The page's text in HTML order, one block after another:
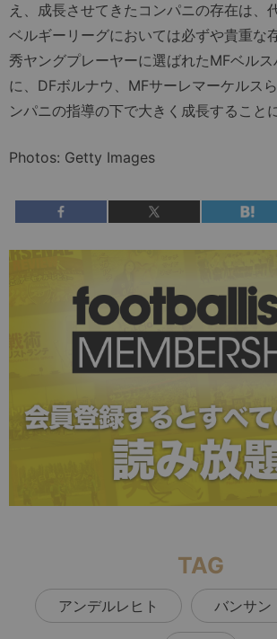
え、成長させてきたコンパニの存在は、
ベルギーリーグにおいては必ずや貴重な
秀ヤングプレーヤーに選ばれたMFベル
に、DFボルナウ、MFサーレマーケルス
ンパニの指導の下で大きく成長すること
Photos: Getty Images
TAG
アンデルレヒト バンサン